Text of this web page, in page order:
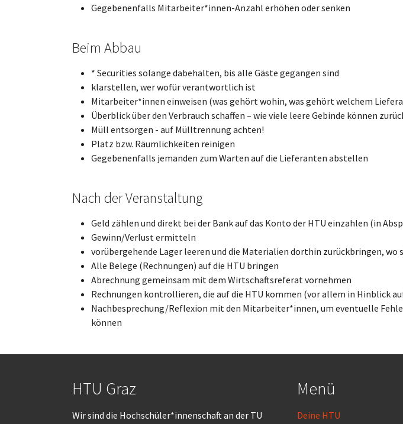
Gegebenenfalls Mitarbeiter*innen-Anzahl erhöhen oder senken
Beim Abbau
* Securities solange dabehalten, bis alle Gäste gegangen sind
klarstellen, wer wofür verantwortlich ist
Mitarbeiter*innen einweisen (was gehört wohin, was gehört welchem
Überblick über den Verbrauch schaffen – wie viele leere Gebinde können
Müll entsorgen - auf Mülltrennung achten!
Platz bzw. Räumlichkeiten reinigen
Gegebenenfalls jemanden zum Warten auf die Lieferanten abstellen
Nach der Veranstaltung
Geld zählen und direkt bei der Bank auf das Konto der HTU einzahlen (in
Gewinn/Verlust ermitteln
vorübergehende Lager leeren und die Materialien dorthin zurückbringen, wo
Alle Belege (Rechnungen) auf die HTU bringen
Abrechnung gemeinsam mit dem Wirtschaftsreferat vornehmen
Rechnungen kontrollieren, die auf die HTU kommen (vor allem in Hinblick
Nachbesprechung/Reflexion mit den Mitarbeiter*innen, um eventuelle
können
HTU Graz
Wir sind die Hochschüler*innenschaft an der TU
Menü
Deine HTU